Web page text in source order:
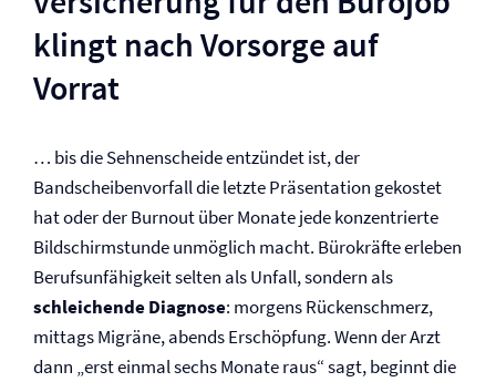
klingt nach Vorsorge auf
Vorrat
… bis die Sehnenscheide entzündet ist, der
Bandscheibenvorfall die letzte Präsentation gekostet
hat oder der Burnout über Monate jede konzentrierte
Bildschirmstunde unmöglich macht. Bürokräfte erleben
Berufs­unfähigkeit selten als Unfall, sondern als
schleichende Diagnose: morgens Rückenschmerz,
mittags Migräne, abends Erschöpfung. Wenn der Arzt
dann „erst einmal sechs Monate raus“ sagt, beginnt die